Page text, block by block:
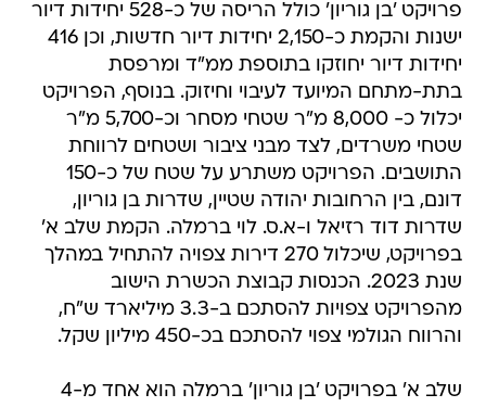
פרויקט 'בן גוריון' כולל הריסה של כ-528 יחידות דיור
ישנות והקמת כ-2,150 יחידות דיור חדשות, וכן 416
יחידות דיור יחוזקו בתוספת ממ"ד ומרפסת
בתת-מתחם המיועד לעיבוי וחיזוק. בנוסף, הפרויקט
יכלול כ- 8,000 מ"ר שטחי מסחר וכ-5,700 מ"ר
שטחי משרדים, לצד מבני ציבור ושטחים לרווחת
התושבים. הפרויקט משתרע על שטח של כ-150
דונם, בין הרחובות יהודה שטיין, שדרות בן גוריון,
שדרות דוד רזיאל ו-א.ס. לוי ברמלה. הקמת שלב א'
בפרויקט, שיכלול 270 דירות צפויה להתחיל במהלך
שנת 2023. הכנסות קבוצת הכשרת הישוב
מהפרויקט צפויות להסתכם ב-3.3 מיליארד ש"ח,
והרווח הגולמי צפוי להסתכם בכ-450 מיליון שקל.
שלב א' בפרויקט 'בן גוריון' ברמלה הוא אחד מ-4